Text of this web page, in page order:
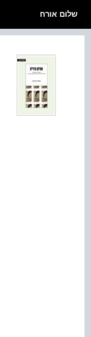
שלום אורח